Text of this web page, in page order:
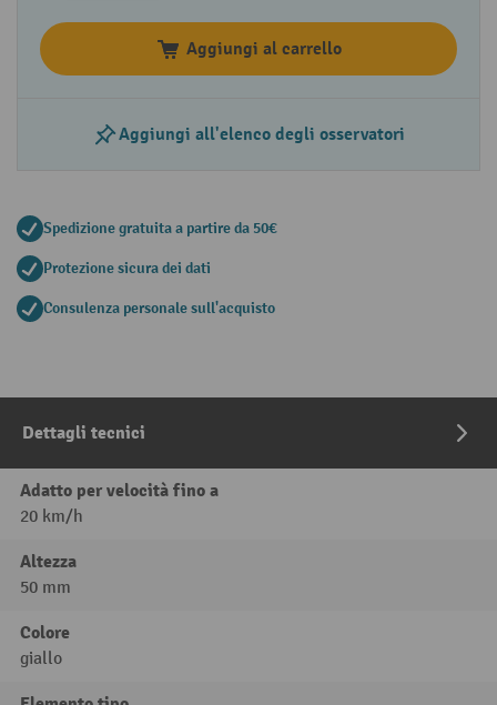
Aggiungi al carrello
Aggiungi all'elenco degli osservatori
Spedizione gratuita a partire da 50€
Protezione sicura dei dati
Consulenza personale sull'acquisto
Dettagli tecnici
Adatto per velocità fino a
20 km/h
Altezza
50 mm
Colore
giallo